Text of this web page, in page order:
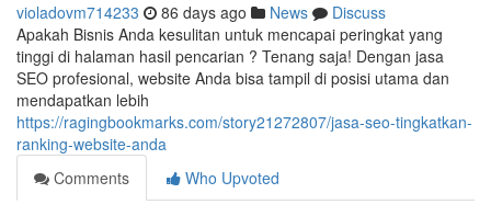
violadovm714233 86 days ago News
Discuss
Apakah Bisnis Anda kesulitan untuk mencapai peringkat yang
tinggi di halaman hasil pencarian ? Tenang saja! Dengan jasa
SEO profesional, website Anda bisa tampil di posisi utama dan
mendapatkan lebih
https://ragingbookmarks.com/story21272807/jasa-seo-tingkatkan-
ranking-website-anda
Comments
Who Upvoted